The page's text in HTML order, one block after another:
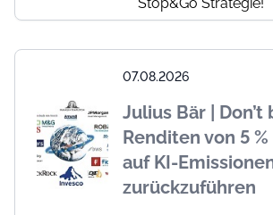
07.08.2026
Julius Bär | Don’t
Renditen von 5
auf KI-
zurückzuführen